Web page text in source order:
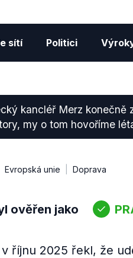
sítí Politici
kancléř Merz
my o tom hovoříme
Evropská unie Doprava
ověřen jako
říjnu 2025 řekl, že